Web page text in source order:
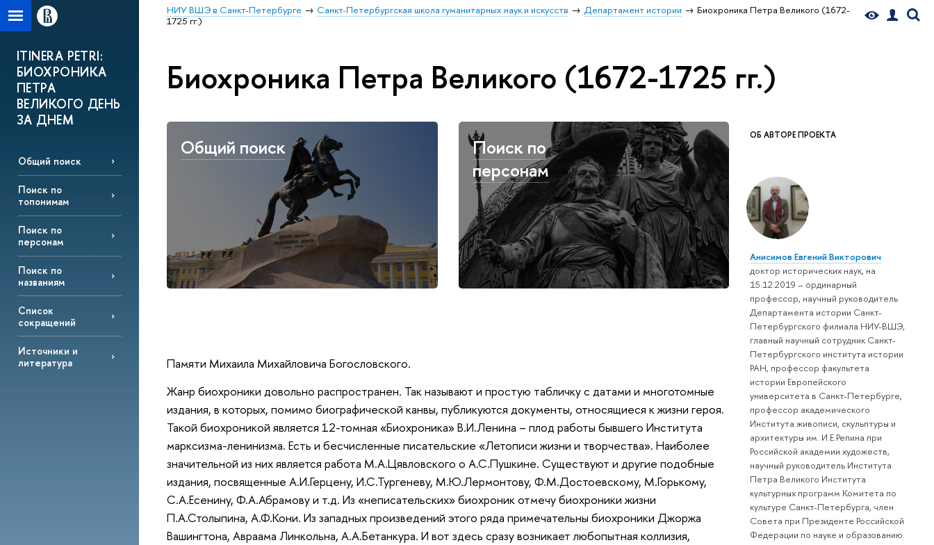
НИУ ВШЭ в Санкт-Петербурге Санкт-Петербургская школа гуманитарных наук и искусств Департамент истории
Биохроника Петра Великого (1672-
1725 гг.)
ITINERA PETRI:
БИОХРОНИКА
ПЕТРА
ВЕЛИКОГО ДЕНЬ
ЗА ДНЕМ
Общий поиск
Поиск по
топонимам
Поиск по
персонам
Поиск по
названиям
Список
сокращений
Источники и
литература
Биохроника Петра Великого (1672-1725 гг.)
ОБ АВТОРЕ ПРОЕКТА
Анисимов Евгений Викторович
доктор исторических наук, на
15.12.2019 – ординарный
профессор, научный руководитель
Департамента истории Санкт-
Петербургского филиала НИУ-ВШЭ,
главный научный сотрудник Санкт-
Петербургского института истории
РАН, профессор факультета
истории Европейского
университета в Санкт-Петербурге,
профессор академического
Института живописи, скульптуры и
архитектуры им. И.Е.Репина при
Российской академии художеств,
научный руководитель Института
Петра Великого Института
культурных программ Комитета по
культуре Санкт-Петербурга, член
Совета при Президенте Российской
Федерации по науке и образованию.
Общий поиск
Поиск по
персонам
Памяти Михаила Михайловича Богословского.
Жанр биохроники довольно распространен. Так называют и простую табличку с датами и многотомные
издания, в которых, помимо биографической канвы, публикуются документы, относящиеся к жизни героя.
Такой биохроникой является 12-томная «Биохроника» В.И.Ленина – плод работы бывшего Института
марксизма-ленинизма. Есть и бесчисленные писательские «Летописи жизни и творчества». Наиболее
значительной из них является работа М.А.Цявловского о А.С.Пушкине. Существуют и другие подобные
издания, посвященные А.И.Герцену, И.С.Тургеневу, М.Ю.Лермонтову, Ф.М.Достоевскому, М.Горькому,
С.А.Есенину, Ф.А.Абрамову и т.д. Из «неписательских» биохроник отмечу биохроники жизни
П.А.Столыпина, А.Ф.Кони. Из западных произведений этого ряда примечательны биохроники Джоржа
Вашингтона, Авраама Линкольна, А.А.Бетанкура. И вот здесь сразу возникает любопытная коллизия,